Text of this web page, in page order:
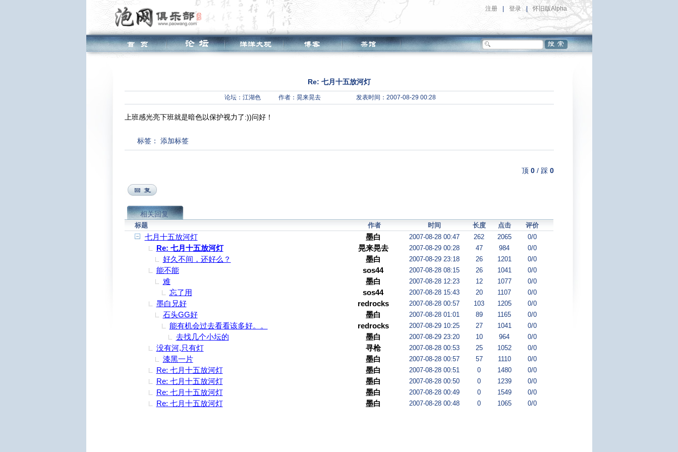
注册 登录 | 怀旧版Alpha
Re: 七月十五放河灯
论坛： 江湖色 作者：晃来晃去 发表时间：2007-08-29 00:28
上班感光亮下班就是暗色以保护视力了:))问好！
标签： 添加标签
顶 0/ 踩 0
相关回复
标题 作者 时间 长度 点击 评价
七月十五放河灯 墨白 2007-08-28 00:47 262 2065 0/0
Re: 七月十五放河灯 晃来晃去 2007-08-29 00:28 47 984 0/0
好久不间，还好么？ 墨白 2007-08-29 23:18 26 1201 0/0
能不能 sos44 2007-08-28 08:15 26 1041 0/0
难 墨白 2007-08-28 12:23 12 1077 0/0
忘了用 sos44 2007-08-28 15:43 20 1107 0/0
墨白兄好 redrocks 2007-08-28 00:57 103 1205 0/0
石头GG好 墨白 2007-08-28 01:01 89 1165 0/0
能有机会过去看看该多好。。 redrocks 2007-08-29 10:25 27 1041 0/0
去找几个小坛的 墨白 2007-08-29 23:20 10 964 0/0
没有河,只有灯 寻枪 2007-08-28 00:53 25 1052 0/0
漆黑一片 墨白 2007-08-28 00:57 57 1110 0/0
Re: 七月十五放河灯 墨白 2007-08-28 00:51 0 1480 0/0
Re: 七月十五放河灯 墨白 2007-08-28 00:50 0 1239 0/0
Re: 七月十五放河灯 墨白 2007-08-28 00:49 0 1549 0/0
Re: 七月十五放河灯 墨白 2007-08-28 00:48 0 1065 0/0